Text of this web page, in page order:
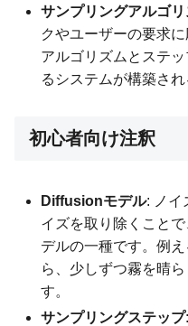
サンプリングアルゴ
クやユーザーの要求
アルゴリズムとステ
るシステムが構築さ
初心者向け注釈
Diffusionモデル: ノイ
イズを取り除くこと
デルの一種です。例
ら、少しずつ霧を晴
す。
サンプリングステップ